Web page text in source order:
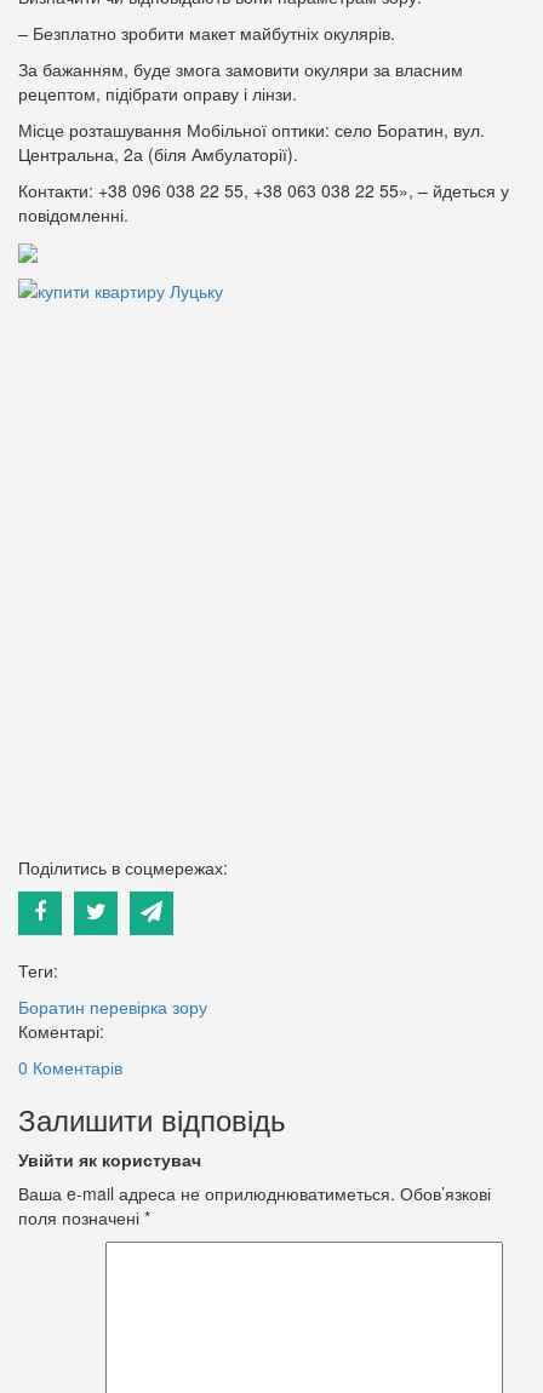
– Безплатно зробити макет майбутніх окулярів.
За бажанням, буде змога замовити окуляри за власним
рецептом, підібрати оправу і лінзи.
Місце розташування Мобільної оптики: село Боратин, вул.
Центральна, 2а (біля Амбулаторії).
Контакти: +38 096 038 22 55, +38 063 038 22 55», – йдеться у
повідомленні.
Поділитись в соцмережах:
Теги:
Боратин перевірка зору
Коментарі:
0 Коментарів
Залишити відповідь
Увійти як користувач
Ваша e-mail адреса не оприлюднюватиметься. Обов’язкові
поля позначені *